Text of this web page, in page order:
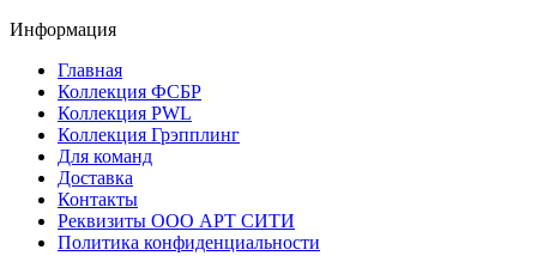
Информация
Главная
Коллекция ФСБР
Коллекция PWL
Коллекция Грэпплинг
Для команд
Доставка
Контакты
Реквизиты ООО АРТ СИТИ
Политика конфиденциальности